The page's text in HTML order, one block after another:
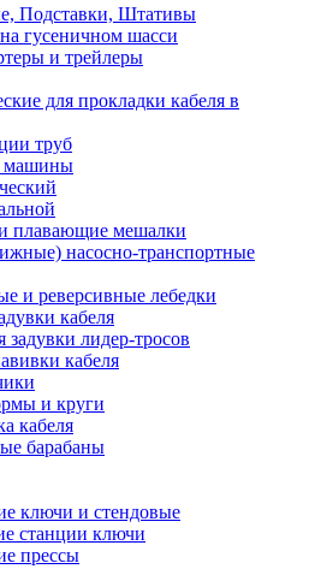
Подставки, Штативы
гусеничном шасси
и трейлеры
для прокладки кабеля в
труб
машины
плавающие мешалки
насосно-транспортные
и реверсивные лебедки
кабеля
задувки лидер-тросов
кабеля
и круги
кабеля
барабаны
ключи и стендовые
станции ключи
прессы